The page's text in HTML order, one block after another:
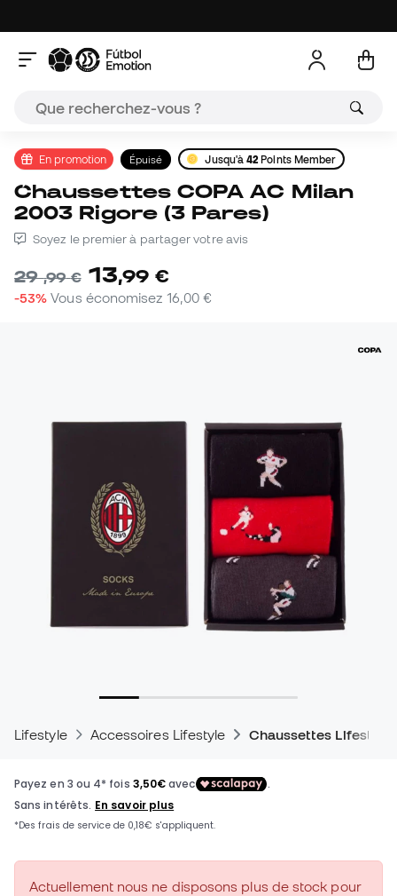
En promotion Épuisé Jusqu'à42 Points Member
Chaussettes COPA AC Milan
2003 Rigore (3 Pares)
Soyez le premier à partager votre avis
29,99 € 13,99 €
-53% Vous économisez 16,00 €
Lifestyle Accessoires Lifestyle Chaussettes Lifestyle
Actuellement nous ne disposons plus de stock pour